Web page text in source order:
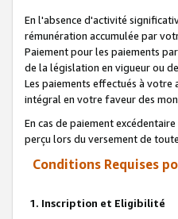
En l'absence d'activité
rémunération accumulée par
Paiement pour les paiements
de la législation en vigueur ou
Les paiements effectués à
intégral en votre faveur des
En cas de paiement
perçu lors du versement de
Conditions Requises
1. Inscription et Eligibilité